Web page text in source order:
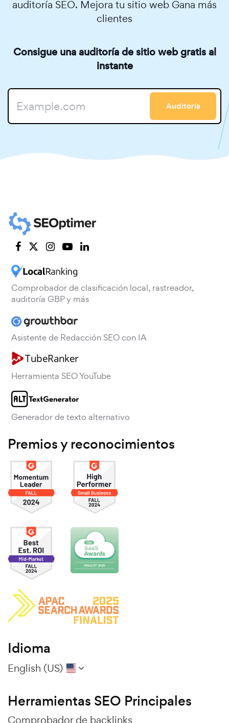
auditoría SEO. Mejora tu sitio web Gana más
clientes
Consigue una auditoría de sitio web gratis al
instante
Auditoría
Comprobador de clasificación local, rastreador,
auditoría GBP y más
Asistente de Redacción SEO con IA
Herramienta SEO YouTube
Generador de texto alternativo
Premios y reconocimientos
Idioma
English (US)
Herramientas SEO Principales
Comprobador de backlinks